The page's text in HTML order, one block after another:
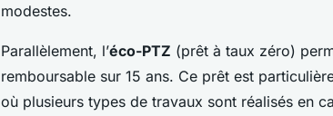
modestes.
Parallèlement, l’éco-PTZ (prêt à taux zéro)
remboursable sur 15 ans. Ce prêt est
où plusieurs types de travaux sont réalisés en